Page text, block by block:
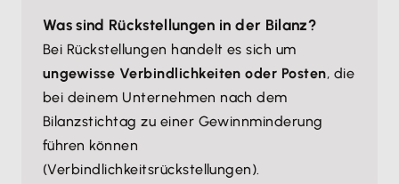
Was sind Rückstellungen in der Bilanz?
Bei Rückstellungen handelt es sich um
ungewisse Verbindlichkeiten oder Posten, die
bei deinem Unternehmen nach dem
Bilanzstichtag zu einer Gewinnminderung
führen können
(Verbindlichkeitsrückstellungen).